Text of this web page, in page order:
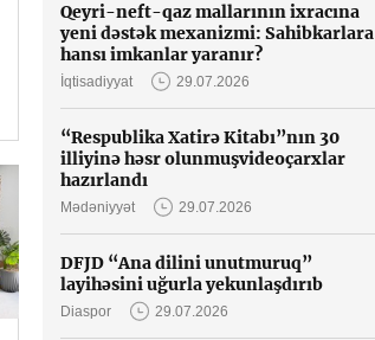
Qeyri-neft-qaz mallarının ixracına
yeni dəstək mexanizmi: Sahibkarlara
hansı imkanlar yaranır?
İqtisadiyyat 29.07.2026
“Respublika Xatirə Kitabı”nın 30
illiyinə həsr olunmuşvideoçarxlar
hazırlandı
Mədəniyyət 29.07.2026
DFJD “Ana dilini unutmuruq”
layihəsini uğurla yekunlaşdırıb
Diaspor 29.07.2026